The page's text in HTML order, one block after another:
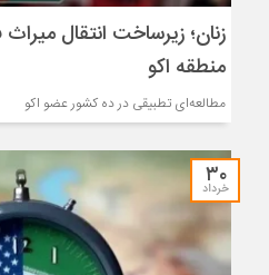
زنان؛ زیرساخت انتقال
منطقه اکو
مطالعه‌ای تطبیقی در ده کشور عضو اکو
۳۰
خرداد